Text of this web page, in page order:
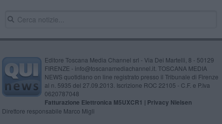
Editore Toscana Media Channel srl - Via Dei Martelli, 8 - 50129
FIRENZE - info@toscanamediachannel.it. TOSCANA MEDIA
NEWS quotidiano on line registrato presso il Tribunale di Firenze
al n. 5935 del 27.09.2013. Iscrizione ROC 22105 - C.F. e P.Iva
0620787048
Fatturazione Elettronica M5UXCR1 | Privacy Nielsen
Direttore responsabile Marco Migli